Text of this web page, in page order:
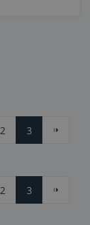
2 3
2 3